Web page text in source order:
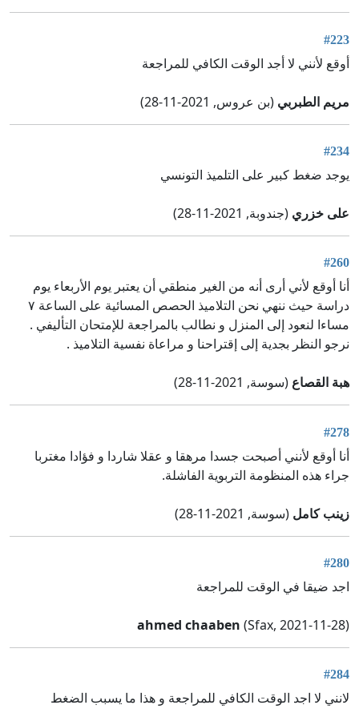
#223
أوقع لأنني لا أجد الوقت الكافي للمراجعة
مريم الطبربي (بن عروس, 2021-11-28)
#234
يوجد ضغط كبير على التلميذ التونسي
على خزري (جندوبة, 2021-11-28)
#260
أنا أوقع لأني أرى أنه من الغير منطقي أن يعتبر يوم الأربعاء يوم
دراسة حيث ننهي نحن التلاميذ الحصص المسائية على الساعة ٧
مساءا لنعود إلى المنزل و نطالب بالمراجعة للإمتحان التأليفي .
نرجو النظر بجدية إلى إقتراحنا و مراعاة نفسية التلاميذ .
هبة القصاع (سوسة, 2021-11-28)
#278
أنا أوقع لأنني أصبحت جسدا مرهقا و عقلا شاردا و فؤادا مغتربا
جراء هذه المنظومة التربوية الفاشلة.
زينب كامل (سوسة, 2021-11-28)
#280
اجد ضيقا في الوقت للمراجعة
ahmed chaaben (Sfax, 2021-11-28)
#284
لانني لا اجد الوقت الكافي للمراجعة و هذا ما يسبب الضغط